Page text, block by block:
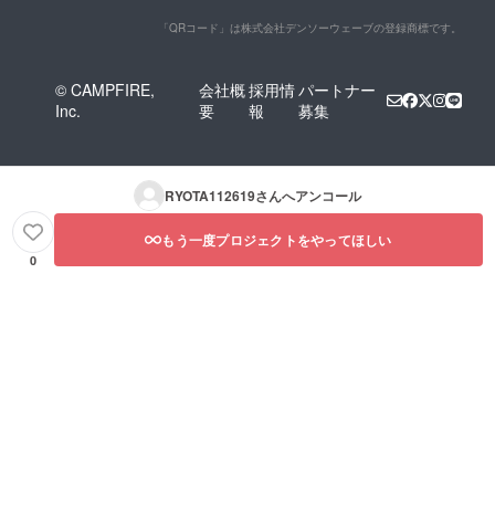
「QRコード」は株式会社デンソーウェーブの登録商標です。
© CAMPFIRE,
Inc.
会社概
要
採用情
報
パートナー
募集
RYOTA112619さんへアンコール
0
もう一度プロジェクトをやってほしい